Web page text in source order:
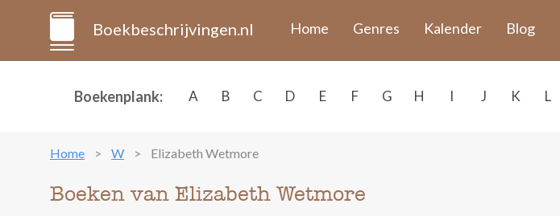
Boekbeschrijvingen.nl Home Genres Kalender Blog
Boekenplank: A B C D E F G H I J K L
Home W Elizabeth Wetmore
Boeken van Elizabeth Wetmore